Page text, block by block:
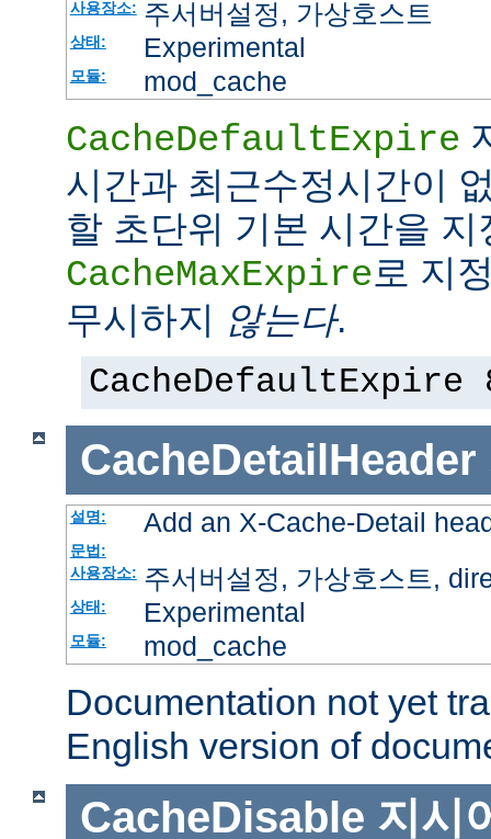
사용장소: 주서버설정, 가상호스트
상태: Experimental
모듈: mod_cache
CacheDefaultExpire
시간과 최근수정시간이
할 초단위 기본 시간을 지
CacheMaxExpire로 지
무시하지 않는다.
CacheDefaultExpire
CacheDetailHeader
설명: Add an X-Cache-Detail
문법:
사용장소: 주서버설정, 가상호스트,
상태: Experimental
모듈: mod_cache
Documentation not yet
English version of
CacheDisable 지시